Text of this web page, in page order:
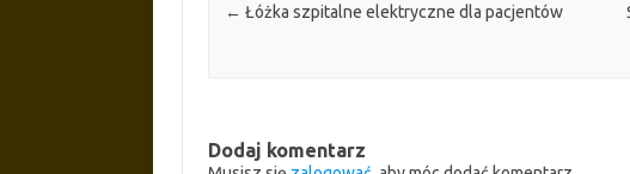
← Łóżka szpitalne elektryczne dla pacjentów
Dodaj komentarz